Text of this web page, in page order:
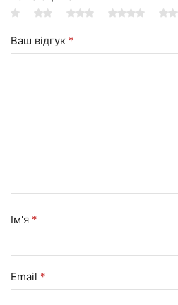
Ваш відгук *
Ім'я *
Email *